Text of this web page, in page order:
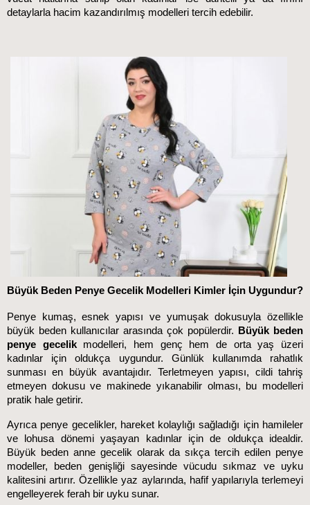
detaylarla hacim kazandırılmış modelleri tercih edebilir.
Büyük Beden Penye Gecelik Modelleri Kimler İçin Uygundur?
Penye kumaş, esnek yapısı ve yumuşak dokusuyla özellikle
büyük beden kullanıcılar arasında çok popülerdir.
Büyük beden
penye gecelik modelleri, hem genç hem de orta yaş üzeri
kadınlar için oldukça uygundur. Günlük kullanımda rahatlık
sunması en büyük avantajıdır. Terletmeyen yapısı, cildi tahriş
etmeyen dokusu ve makinede yıkanabilir olması, bu modelleri
pratik hale getirir.
Ayrıca penye gecelikler, hareket kolaylığı sağladığı için hamileler
ve lohusa dönemi yaşayan kadınlar için de oldukça idealdir.
Büyük beden anne gecelik olarak da sıkça tercih edilen penye
modeller, beden genişliği sayesinde vücudu sıkmaz ve uyku
kalitesini artırır. Özellikle yaz aylarında, hafif yapılarıyla terlemeyi
engelleyerek ferah bir uyku sunar.